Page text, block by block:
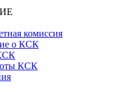
комиссия
о КСК
КСК